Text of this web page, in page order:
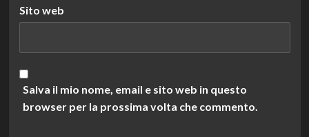
Sito web
Salva il mio nome, email e sito web in questo
browser per la prossima volta che commento.